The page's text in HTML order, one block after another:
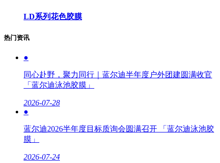
LD系列花色胶膜
热门资讯
●
同心赴野，聚力同行｜蓝尔迪半年度户外团建圆满收官
「蓝尔迪泳池胶膜」
2026-07-28
●
蓝尔迪2026半年度目标质询会圆满召开 「蓝尔迪泳池胶
膜」
2026-07-24